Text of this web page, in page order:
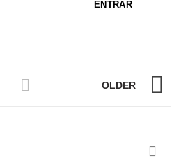
OLDER